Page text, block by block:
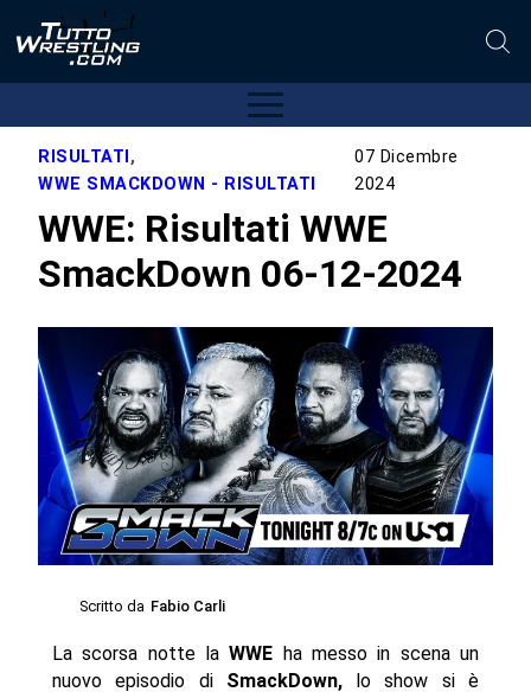
RISULTATI,
WWE SMACKDOWN - RISULTATI
07 Dicembre
2024
WWE: Risultati WWE
SmackDown 06-12-2024
Scritto da Fabio Carli
La scorsa notte laWWE ha messo in scena un
nuovo episodio di SmackDown,lo show si è